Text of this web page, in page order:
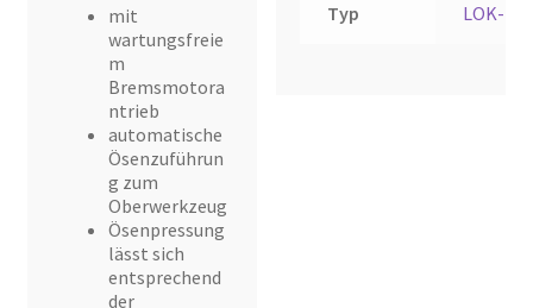
mit
wartungsfreie
m
Bremsmotora
ntrieb
automatische
Ösenzuführun
g zum
Oberwerkzeug
Ösenpressung
lässt sich
entsprechend
der
Typ LOK-103